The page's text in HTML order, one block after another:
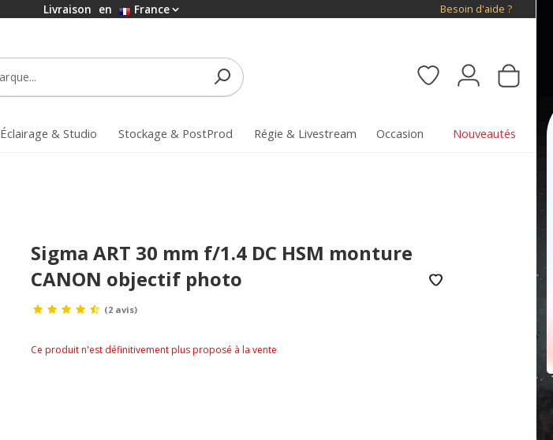
Livraison en France Besoin d'aide ?
Éclairage & Studio Stockage & PostProd Régie & Livestream Occasion Nouveautés
Sigma ART 30 mm f/1.4 DC HSM monture
CANON objectif photo
(2 avis)
Ce produit n'est définitivement plus proposé à la vente